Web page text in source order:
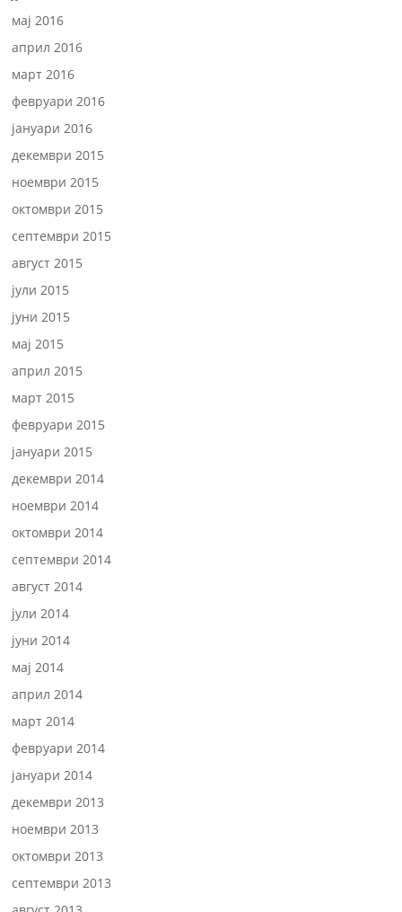
мај 2016
април 2016
март 2016
февруари 2016
јануари 2016
декември 2015
ноември 2015
октомври 2015
септември 2015
август 2015
јули 2015
јуни 2015
мај 2015
април 2015
март 2015
февруари 2015
јануари 2015
декември 2014
ноември 2014
октомври 2014
септември 2014
август 2014
јули 2014
јуни 2014
мај 2014
април 2014
март 2014
февруари 2014
јануари 2014
декември 2013
ноември 2013
октомври 2013
септември 2013